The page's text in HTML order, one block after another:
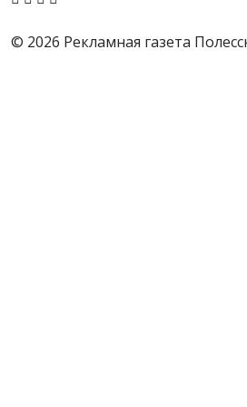
© 2026 Рекламная газета